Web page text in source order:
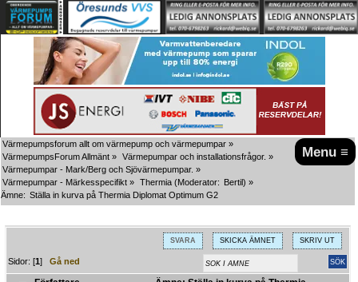
Menu ≡
Värmepumpsforum allt om värmepump och värmepumpar »
VärmepumpsForum Allmänt » Värmepumpar och installationsfrågor. »
Värmepumpar - Mark/Berg och Sjövärmepumpar. »
Värmepumpar - Märkesspecifikt » Thermia (Moderator: Bertil) »
Ämne: Ställa in kurva på Thermia Diplomat Optimum G2
SVARA SKICKA ÄMNET SKRIV UT
Sidor: [1]Gå ned